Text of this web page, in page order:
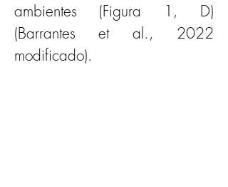
ambientes (Figura 1, D)
(Barrantes et al., 2022
modificado).